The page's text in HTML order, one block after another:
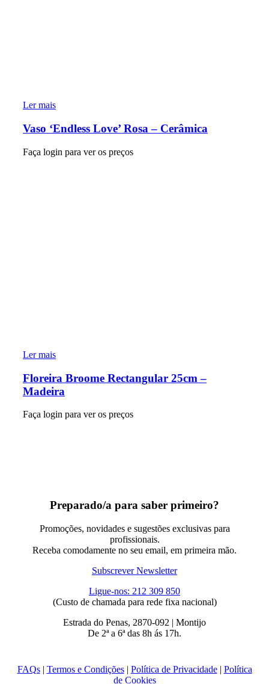
Ler mais
Vaso ‘Endless Love’ Rosa – Cerâmica
Faça login para ver os preços
Ler mais
Floreira Broome Rectangular 25cm –
Madeira
Faça login para ver os preços
Preparado/a para saber primeiro?
Promoções, novidades e sugestões exclusivas para
profissionais.
Receba comodamente no seu email, em primeira mão.
Subscrever Newsletter
Ligue-nos: 212 309 850
(Custo de chamada para rede fixa nacional)
Estrada do Penas, 2870-092 | Montijo
De 2ª a 6ª das 8h ás 17h.
FAQs| Termos e Condições| Política de Privacidade| Política
de Cookies